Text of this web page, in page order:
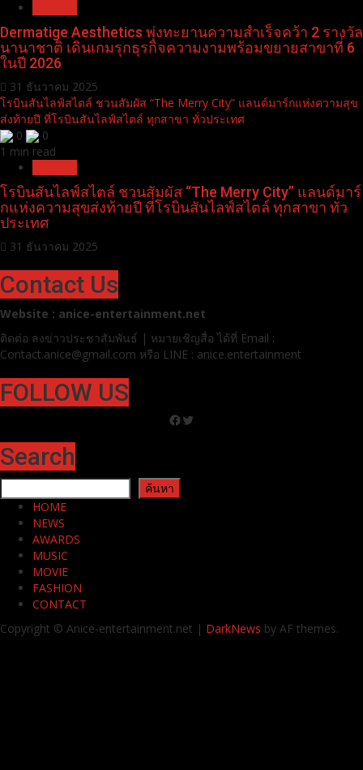
Dermatige Aesthetics พุ่งทะยานความสำเร็จคว้า 2 รางวัล
นานาชาติ เดินเกมรุกธุรกิจความงามพร้อมขยายสาขาที่ 6
ในปี 2026
31 ธันวาคม 2025
โรบินสันไลฟ์สไตล์ ชวนสัมผัส “The Merry City” แลนด์มาร์กแห่งความสุข
ส่งท้ายปี ที่โรบินสันไลฟ์สไตล์ ทุกสาขา ทั่วประเทศ
0
0
1 min read
โรบินสันไลฟ์สไตล์ ชวนสัมผัส “The Merry City” แลนด์มาร์
กแห่งความสุขส่งท้ายปี ที่โรบินสันไลฟ์สไตล์ ทุกสาขา ทั่ว
ประเทศ
31 ธันวาคม 2025
Contact Us
Website : anice-entertainment.net
ติดต่อ ลงข่าวประชาสัมพันธ์ | หมายเชิญสื่อ ได้ที่ Email :
Contact.anice@gmail.com หรือ LINE : anice.entertainment
FOLLOW US
Facebook
Twitter
Search
ค้นหา
ค้นหา
HOME
NEWS
AWARDS
MUSIC
MOVIE
FASHION
CONTACT
Copyright © Anice-entertainment.net | DarkNews by AF themes.